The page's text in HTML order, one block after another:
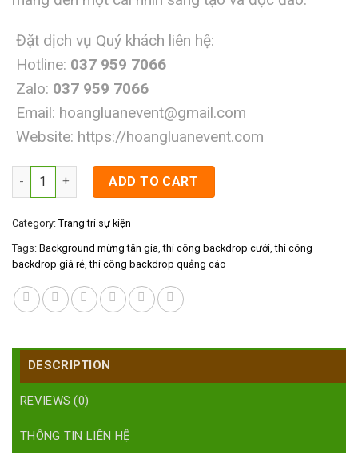
Đặt dịch vụ Quý khách liên hệ:
Hotline: 037 959 7066
Zalo: 037 959 7066
Email: hoangluanevent@gmail.com
Website: https://hoangluanevent.com
Background mừng tân gia quantity
ADD TO CART
Category: Trang trí sự kiện
Tags: Background mừng tân gia ,thi công backdrop cưới ,thi công
backdrop giá rẻ ,thi công backdrop quảng cáo
DESCRIPTION
REVIEWS (0)
THÔNG TIN LIÊN HỆ